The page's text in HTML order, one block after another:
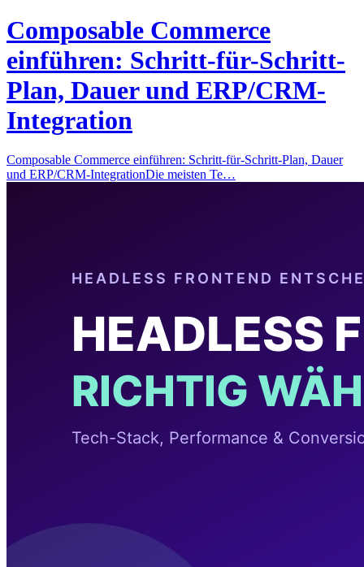
Composable Commerce
einführen: Schritt-für-Schritt-
Plan, Dauer und ERP/CRM-
Integration
Composable Commerce einführen: Schritt-für-Schritt-Plan, Dauer
und ERP/CRM-IntegrationDie meisten Te…